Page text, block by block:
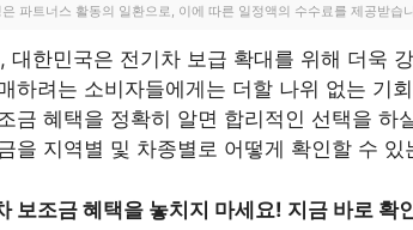
파트너스 활동의 일환으로, 이에 따른 일정액의 수수료를 제공받습
대한민국은 전기차 보급 확대를 위해 더욱
하려는 소비자들에게는 더할 나위 없는 기
금 혜택을 정확히 알면 합리적인 선택을
을 지역별 및 차종별로 어떻게 확인할 수
보조금 혜택을 놓치지 마세요! 지금 바로 확